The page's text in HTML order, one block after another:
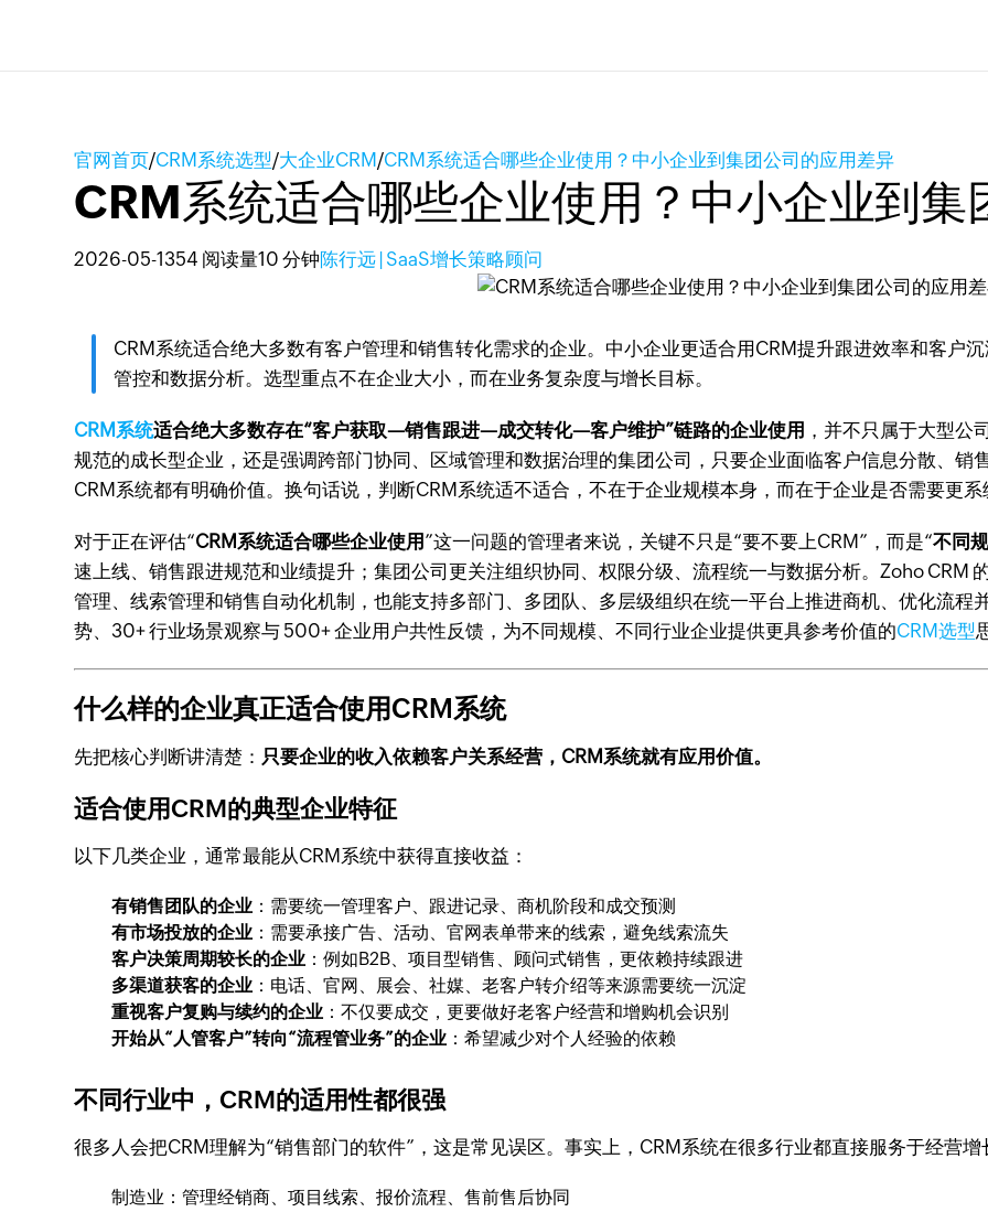
官网首页/CRM系统选型/大企业CRM/CRM系统适合哪些企业使用？中小企业到集团公司的应用差异
CRM系统适合哪些企业使用？中小企业到集
2026-05-1354 阅读量10 分钟陈行远 | SaaS增长策略顾问
CRM系统适合绝大多数有客户管理和销售转化需求的企业。中小企业更适合用CRM提升跟进效率和客户
管控和数据分析。选型重点不在企业大小，而在业务复杂度与增长目标。
CRM系统适合绝大多数存在“客户获取—销售跟进—成交转化—客户维护”链路的企业使用 ，并不只属于大型公
规范的成长型企业，还是强调跨部门协同、区域管理和数据治理的集团公司，只要企业面临客户信息分散、销
CRM系统都有明确价值。换句话说，判断CRM系统适不适合，不在于企业规模本身，而在于企业是否需要更
对于正在评估“CRM系统适合哪些企业使用 ”这一问题的管理者来说，关键不只是“要不要上CRM”，而是“不同
速上线、销售跟进规范和业绩提升；集团公司更关注组织协同、权限分级、流程统一与数据分析。Zoho CRM
管理、线索管理和销售自动化机制，也能支持多部门、多团队、多层级组织在统一平台上推进商机、优化流
势、30+ 行业场景观察与 500+ 企业用户共性反馈，为不同规模、不同行业企业提供更具参考价值的CRM选型
什么样的企业真正适合使用CRM系统
先把核心判断讲清楚： 只要企业的收入依赖客户关系经营，CRM系统就有应用价值。
适合使用CRM的典型企业特征
以下几类企业，通常最能从CRM系统中获得直接收益：
有销售团队的企业 ：需要统一管理客户、跟进记录、商机阶段和成交预测
有市场投放的企业 ：需要承接广告、活动、官网表单带来的线索，避免线索流失
客户决策周期较长的企业 ：例如B2B、项目型销售、顾问式销售，更依赖持续跟进
多渠道获客的企业 ：电话、官网、展会、社媒、老客户转介绍等来源需要统一沉淀
重视客户复购与续约的企业 ：不仅要成交，更要做好老客户经营和增购机会识别
开始从“人管客户”转向“流程管业务”的企业 ：希望减少对个人经验的依赖
不同行业中，CRM的适用性都很强
很多人会把CRM理解为“销售部门的软件”，这是常见误区。事实上，CRM系统在很多行业都直接服务于经营增
制造业：管理经销商、项目线索、报价流程、售前售后协同